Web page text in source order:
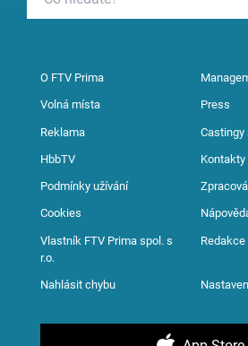
O FTV Prima
Volná místa Press
Reklama Castingy
HbbTV Kontakty
Podmínky užívání
Cookies
Vlastník FTV Prima spol. s
r.o.
Redakce
Nahlásit chybu